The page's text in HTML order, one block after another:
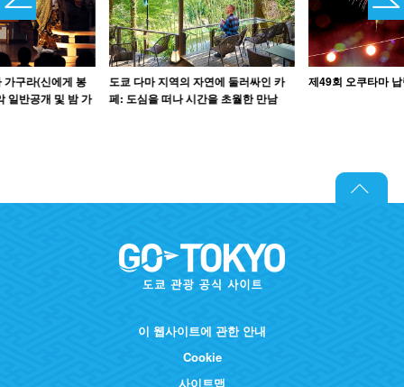
가구라(신에게 봉
일반공개 및 밤 가
도쿄 다마 지역의 자연에 둘러싸인 카
페: 도심을 떠나 시간을 초월한 만남
제49회 오쿠타마
이 웹사이트에 관한 안내
Cookie
사이트맵